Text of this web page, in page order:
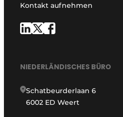
Kontakt aufnehmen
NIEDERLÄNDISCHES BÜRO
Schatbeurderlaan 6
6002 ED Weert